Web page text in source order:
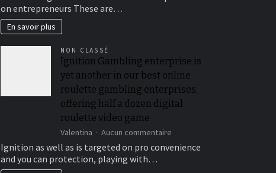
cost
and
you
will
Victory
A
on entrepreneurs These are…
En savoir plus
NON CLASSÉ
Ignition Gambling enterprise is
yet another in our best online
roulette gambling enterprises,
offering half a dozen digital
roulette video game
Valentina Aucun commentairesur
Ignition
Gambling
Ignition as well as is targeted on pro convenience
and you can protection, playing with…